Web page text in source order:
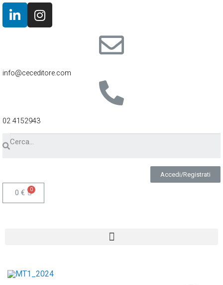
info@ceceditore.com
02 4152943
Accedi/Registrati
0 €